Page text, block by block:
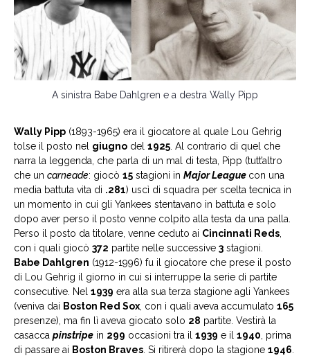
A sinistra Babe Dahlgren e a destra Wally Pipp
Wally Pipp (1893-1965) era il giocatore al quale Lou Gehrig
tolse il posto nel giugno del 1925 . Al contrario di quel che
narra la leggenda, che parla di un mal di testa, Pipp (tutt’altro
che un carneade: giocò 15 stagioni in Major League con una
media battuta vita di .281) uscì di squadra per scelta tecnica in
un momento in cui gli Yankees stentavano in battuta e solo
dopo aver perso il posto venne colpito alla testa da una palla.
Perso il posto da titolare, venne ceduto ai Cincinnati Reds
con i quali giocò 372 partite nelle successive 3 stagioni.
Babe Dahlgren (1912-1996) fu il giocatore che prese il posto
di Lou Gehrig il giorno in cui si interruppe la serie di partite
consecutive. Nel 1939 era alla sua terza stagione agli Yankees
(veniva dai Boston Red Sox , con i quali aveva accumulato 165
presenze), ma fin lì aveva giocato solo 28 partite. Vestirà la
casacca pinstripe in 299 occasioni tra il 1939 e il 1940 , prima
di passare ai Boston Braves . Si ritirerà dopo la stagione 1946